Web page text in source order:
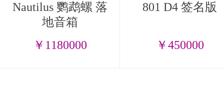
Nautilus 鹦鹉螺 落
地音箱
￥1180000
801 D4 签名版
￥450000